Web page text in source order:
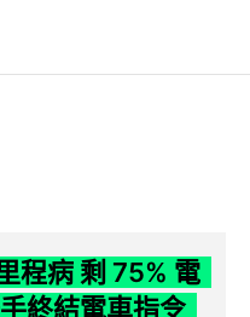
程病 剩 75% 電
終結電車指令